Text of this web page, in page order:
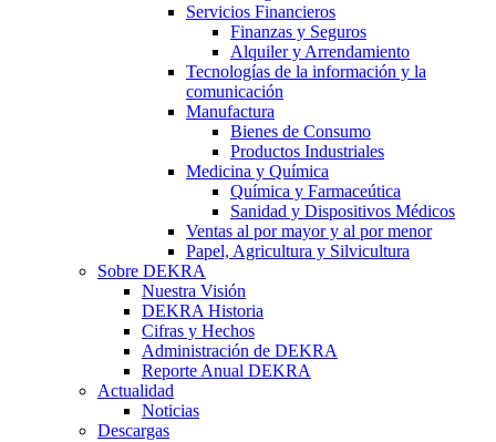
Servicios Financieros
Finanzas y Seguros
Alquiler y Arrendamiento
Tecnologías de la información y la
comunicación
Manufactura
Bienes de Consumo
Productos Industriales
Medicina y Química
Química y Farmaceútica
Sanidad y Dispositivos Médicos
Ventas al por mayor y al por menor
Papel, Agricultura y Silvicultura
Sobre DEKRA
Nuestra Visión
DEKRA Historia
Cifras y Hechos
Administración de DEKRA
Reporte Anual DEKRA
Actualidad
Noticias
Descargas